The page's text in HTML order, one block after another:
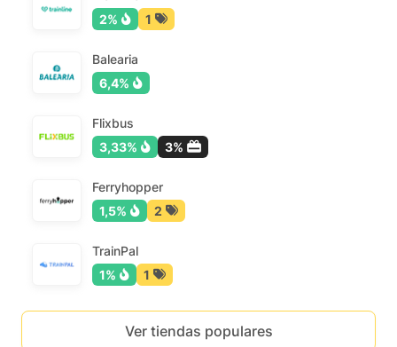
2%
1
Balearia
6,4%
Flixbus
3,33%
3%
Ferryhopper
1,5%
2
TrainPal
1%
1
Ver tiendas populares